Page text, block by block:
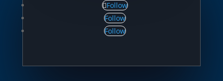
Follow
Follow
Follow